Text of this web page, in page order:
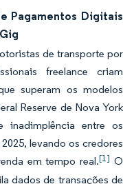
Pagamentos Digitais
de transporte por
freelance criam
superam os modelos
Reserve de Nova York
inadimplência entre os
levando os credores
em tempo real.[1] O
dados de transações de